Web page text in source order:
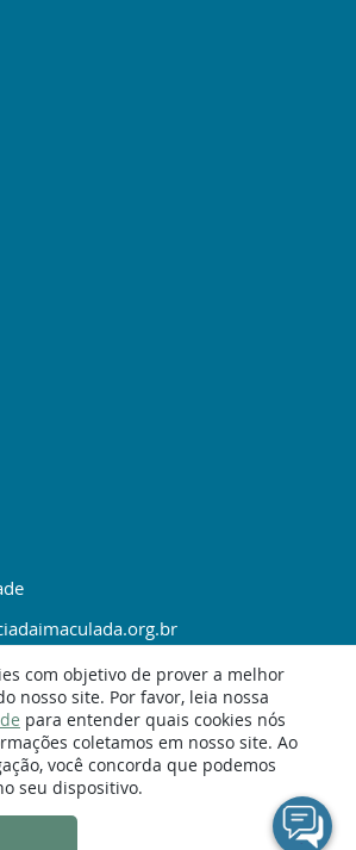
– 2025. Milícia da Imaculada
com objetivo de prover a melhor
nosso site. Por favor, leia nossa
para entender quais cookies nós
coletamos em nosso site. Ao
você concorda que podemos
seu dispositivo.